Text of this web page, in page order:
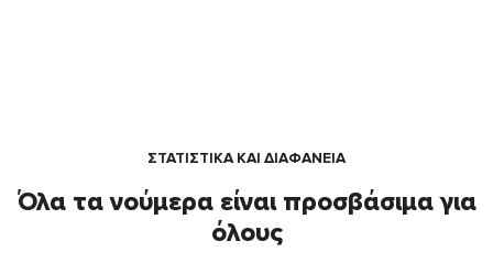
ΣΤΑΤΙΣΤΙΚΑ ΚΑΙ ΔΙΑΦΑΝΕΙΑ
Όλα τα νούμερα είναι προσβάσιμα για
όλους